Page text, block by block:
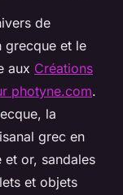
de
grecque et le
aux Créations
photyne.com.
la
grec en
or, sandales
et objets